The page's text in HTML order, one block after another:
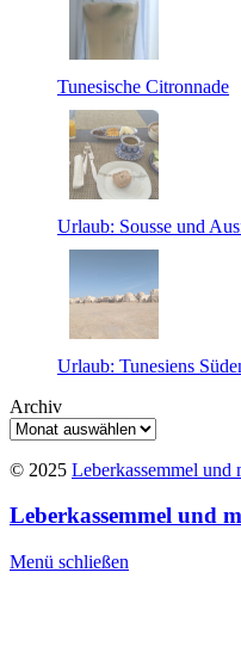
Tunesische Citronnade
Urlaub: Sousse und
Urlaub: Tunesiens
Archiv
© 2025 Leberkassemmel und
Leberkassemmel und
Menü schließen